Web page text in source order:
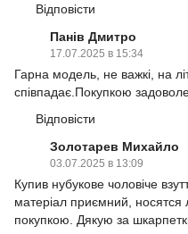
Відповісти
Панів Дмитро
17.07.2025 в 15:34
Гарна модель, не важкі, на
співпадає.Покупкою
Відповісти
Золотарев Михайло
03.07.2025 в 13:09
Купив нубукове чоловіче
матеріал приємний, носятся
покупкою. Дякую за